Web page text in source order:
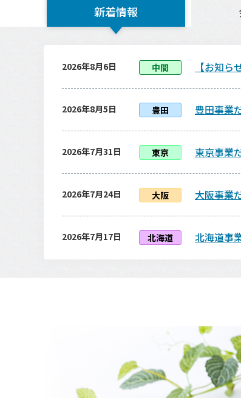
新着情報
2026年8月6日 中間 【お知
2026年8月5日 豊田 豊田事業
2026年7月31日 東京 東京事業
2026年7月24日 大阪 大阪事業
2026年7月17日 北海道 北海道事